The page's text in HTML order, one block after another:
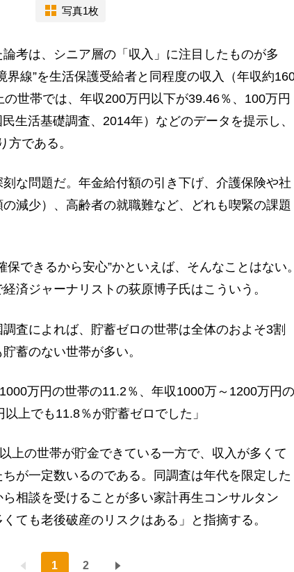
写真1枚
論考は、シニア層の「収入」に注目したものが多
界線”を生活保護受給者と同程度の収入（年収約
世帯では、年収200万円以下が39.46％、100万円
生活基礎調査、2014年）などのデータを提示し、
である。
な問題だ。年金給付額の引き下げ、介護保険や社
減少）、高齢者の就職難など、どれも喫緊の課題
できるから安心”かといえば、そんなことはない。
済ジャーナリストの荻原博子氏はこういう。
調査によれば、貯蓄ゼロの世帯は全体のおよそ3割
蓄のない世帯が多い。
万円の世帯の11.2％、年収1000万～1200万円の
上でも11.8％が貯蓄ゼロでした」
上の世帯が貯金できている一方で、収入が多くて
が一定数いるのである。同調査は年代を限定した
相談を受けることが多い家計再生コンサルタン
ても老後破産のリスクはある」と指摘する。
1 2